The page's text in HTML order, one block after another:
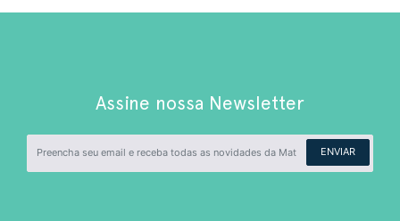
Assine nossa Newsletter
ENVIAR